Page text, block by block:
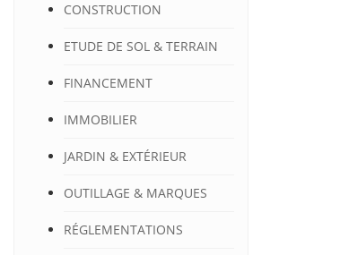
CONSTRUCTION
ETUDE DE SOL & TERRAIN
FINANCEMENT
IMMOBILIER
JARDIN & EXTÉRIEUR
OUTILLAGE & MARQUES
RÉGLEMENTATIONS